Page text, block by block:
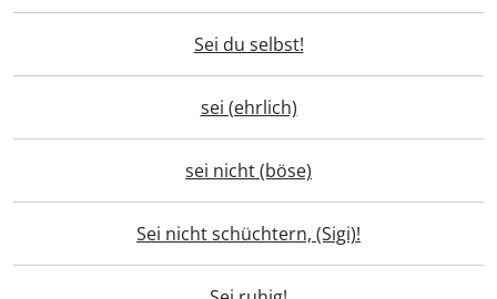
Sei du selbst!
sei (ehrlich)
sei nicht (böse)
Sei nicht schüchtern, (Sigi)!